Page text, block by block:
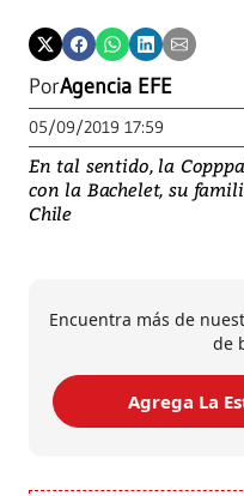
PorAgencia EFE
05/09/2019 17:59
En tal sentido, la
con la Bachelet, su
Chile
Encuentra más de
de
Agrega La